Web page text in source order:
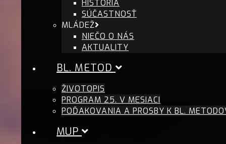
HISTÓRIA
SÚČASTNOSŤ
MLÁDEŽ
NIEČO O NÁS
AKTUALITY
BL. METOD
ŽIVOTOPIS
PROGRAM 25. V MESIACI
POĎAKOVANIA A PROSBY K BL.
MUP